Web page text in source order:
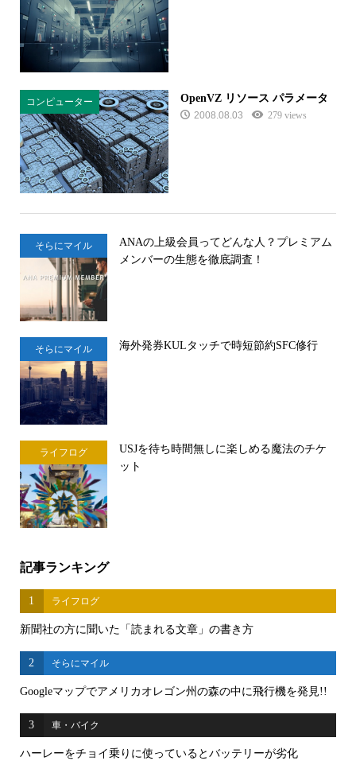
コンピューター OpenVZ リソース パラメータ
2008.08.03 279 views
そらにマイル
ANAの上級会員ってどんな人？プレミアム
メンバーの生態を徹底調査！
そらにマイル 海外発券KULタッチで時短節約SFC修行
ライフログ
USJを待ち時間無しに楽しめる魔法のチケ
ット
記事ランキング
1 ライフログ
新聞社の方に聞いた「読まれる文章」の書き方
2 そらにマイル
Googleマップでアメリカオレゴン州の森の中に飛行機を発見!!
3 車・バイク
ハーレーをチョイ乗りに使っているとバッテリーが劣化